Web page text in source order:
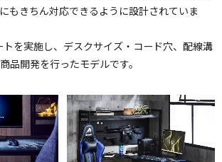
もきちん対応できるように設計されていま
トを実施し、デスクサイズ・コード穴、配線溝
品開発を行ったモデルです。